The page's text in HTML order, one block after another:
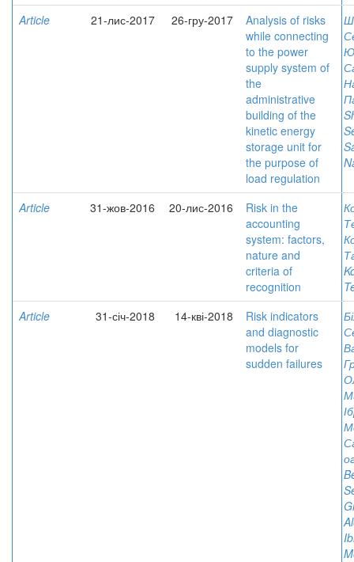
Article 21-лис-2017 26-гру-2017
Analysis of risks
while connecting
to the power
supply system of
the
administrative
building of the
kinetic energy
storage unit for
the purpose of
load regulation
Article 31-жов-2016 20-лис-2016
Risk in the
accounting
system: factors,
nature and
criteria of
recognition
Article
31-січ-2018 14-кві-2018
Risk indicators
and diagnostic
models for
sudden failures